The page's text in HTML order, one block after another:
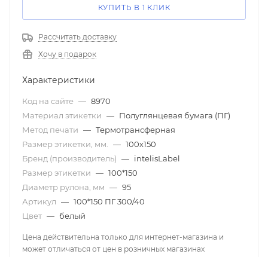
КУПИТЬ В 1 КЛИК
Рассчитать доставку
Хочу в подарок
Характеристики
Код на сайте — 8970
Материал этикетки — Полуглянцевая бумага (ПГ)
Метод печати — Термотрансферная
Размер этикетки, мм.
— 100х150
Бренд (производитель) — intelisLabel
Размер этикетки — 100*150
Диаметр рулона, мм — 95
Артикул — 100*150 ПГ 300/40
Цвет — белый
Цена действительна только для интернет-магазина и
может отличаться от цен в розничных магазинах